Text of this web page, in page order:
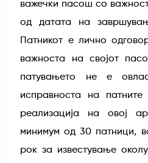
важечки пасош со
од датата на
Патникот е лично
важноста на својот
патувањето не е
исправноста на
реализација на овој
минимум од 30 патници,
рок за известување